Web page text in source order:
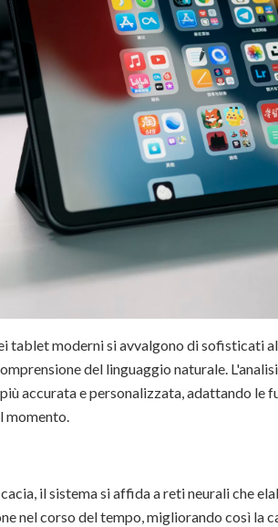
tablet moderni si avvalgono di sofisticati
del linguaggio naturale.
accurata e personalizzata, adattando le
momento.
il sistema si affida a reti neurali che
nel corso del tempo, migliorando così la